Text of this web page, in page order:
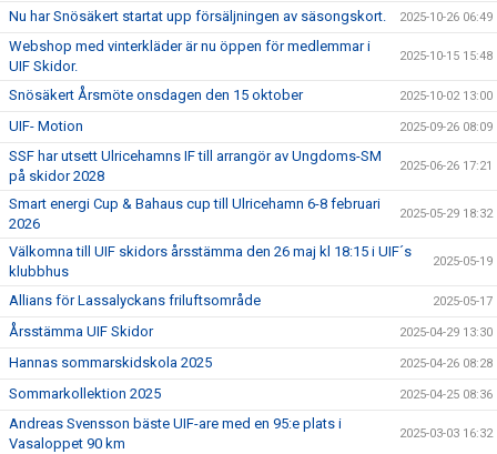
Nu har Snösäkert startat upp försäljningen av säsongskort. 2025-10-26 06:49
Webshop med vinterkläder är nu öppen för medlemmar i
UIF Skidor.
2025-10-15 15:48
Snösäkert Årsmöte onsdagen den 15 oktober 2025-10-02 13:00
UIF- Motion 2025-09-26 08:09
SSF har utsett Ulricehamns IF till arrangör av Ungdoms-SM
på skidor 2028
2025-06-26 17:21
Smart energi Cup & Bahaus cup till Ulricehamn 6-8 februari
2026
2025-05-29 18:32
Välkomna till UIF skidors årsstämma den 26 maj kl 18:15 i UIF´s
klubbhus
2025-05-19
Allians för Lassalyckans friluftsområde 2025-05-17
Årsstämma UIF Skidor 2025-04-29 13:30
Hannas sommarskidskola 2025 2025-04-26 08:28
Sommarkollektion 2025 2025-04-25 08:36
Andreas Svensson bäste UIF-are med en 95:e plats i
Vasaloppet 90 km
2025-03-03 16:32